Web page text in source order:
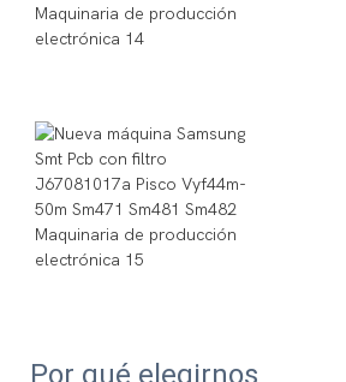
Por qué elegirnos